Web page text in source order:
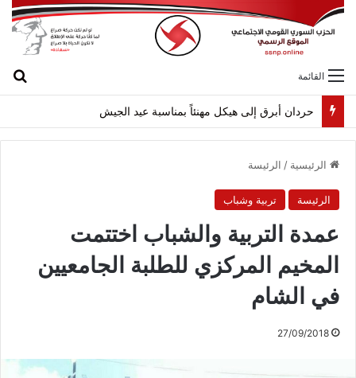
القائمة
حردان أبرق إلى هيكل مهنئاً بمناسبة عيد الجيش
الرئيسية / الرئيسة
الرئيسة تربية وشباب
عمدة التربية والشباب اختتمت
المخيم المركزي للطلبة الجامعيين
في الشام
27/09/2018